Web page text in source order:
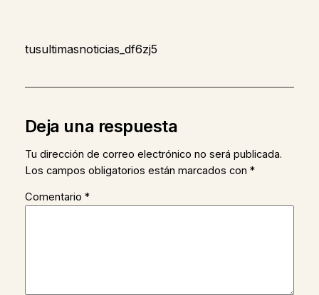
tusultimasnoticias_df6zj5
Deja una respuesta
Tu dirección de correo electrónico no será publicada.
Los campos obligatorios están marcados con *
Comentario *